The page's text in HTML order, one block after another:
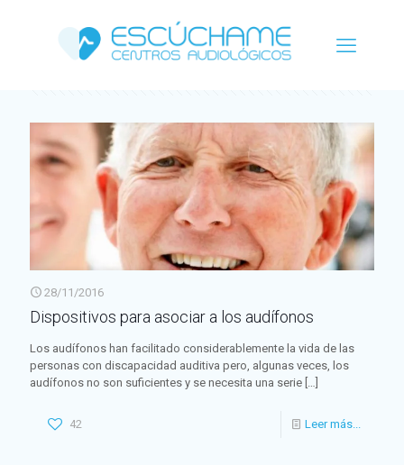
28/11/2016
Dispositivos para asociar a los audífonos
Los audífonos han facilitado considerablemente la vida de las
personas con discapacidad auditiva pero, algunas veces, los
audífonos no son suficientes y se necesita una serie […]
42 Leer más...